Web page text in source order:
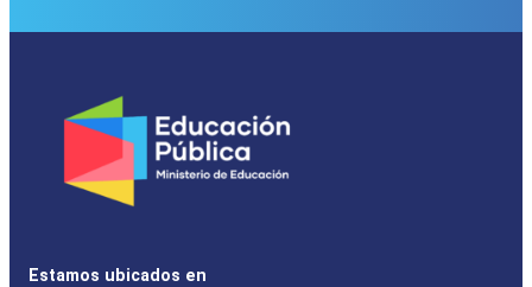
Estamos ubicados en